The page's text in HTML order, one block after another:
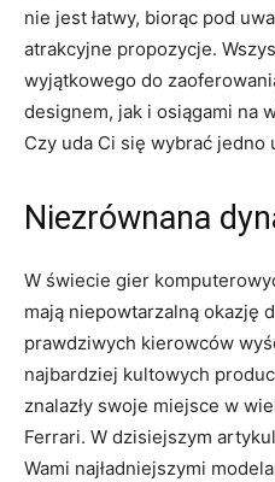
nie ‌jest łatwy, biorąc pod
atrakcyjne propozycje.
wyjątkowego do
designem, jak ​i ⁢osiągami na
Czy uda Ci się wybrać jedno⁤
Niezrównana
W ‍świecie‌ gier
mają ⁢niepowtarzalną okazję
prawdziwych kierowców
najbardziej kultowych
znalazły swoje‍ miejsce w
Ferrari.⁢ W ‌dzisiejszym
Wami najładniejszymi